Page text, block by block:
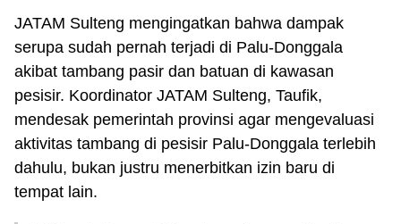
JATAM Sulteng mengingatkan bahwa dampak
serupa sudah pernah terjadi di Palu-Donggala
akibat tambang pasir dan batuan di kawasan
pesisir. Koordinator JATAM Sulteng, Taufik,
mendesak pemerintah provinsi agar mengevaluasi
aktivitas tambang di pesisir Palu-Donggala terlebih
dahulu, bukan justru menerbitkan izin baru di
tempat lain.